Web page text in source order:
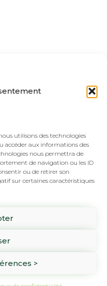
utilisons des technologies
accéder aux informations des
nous permettra de
de navigation ou les ID
ou de retirer son
sur certaines caractéristiques
>
SEULEMENT
Beaumont
3H2